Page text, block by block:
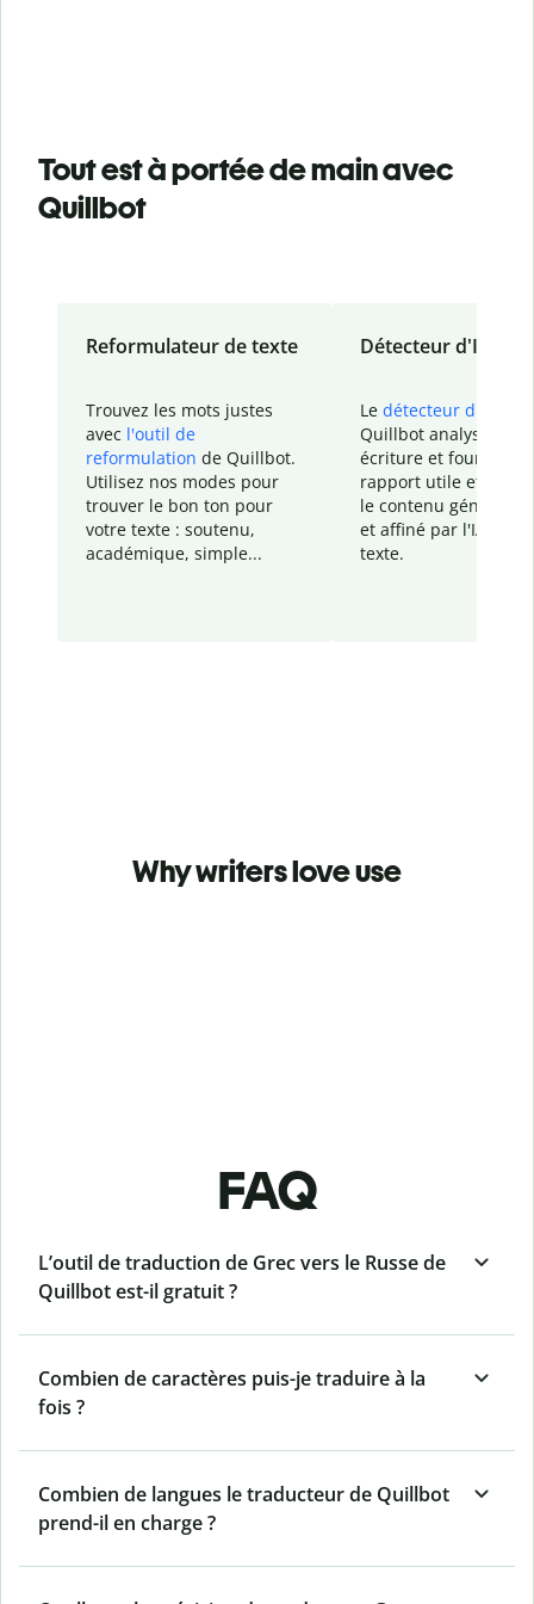
Tout est à portée de main avec
Quillbot
Reformulateur de texte
Trouvez les mots justes
avec l'outil de
reformulation de Quillbot.
Utilisez nos modes pour
trouver le bon ton pour
votre texte : soutenu,
académique, simple...
Détecteur d'IA
Le détecteur d'IA
Quillbot analyse votre
écriture et fournit un
rapport utile et
le contenu généré
et affiné par l'IA
texte.
Why writers love use
FAQ
L’outil de traduction de Grec vers le Russe de
Quillbot est-il gratuit ?
Combien de caractères puis-je traduire à la
fois ?
Combien de langues le traducteur de Quillbot
prend-il en charge ?